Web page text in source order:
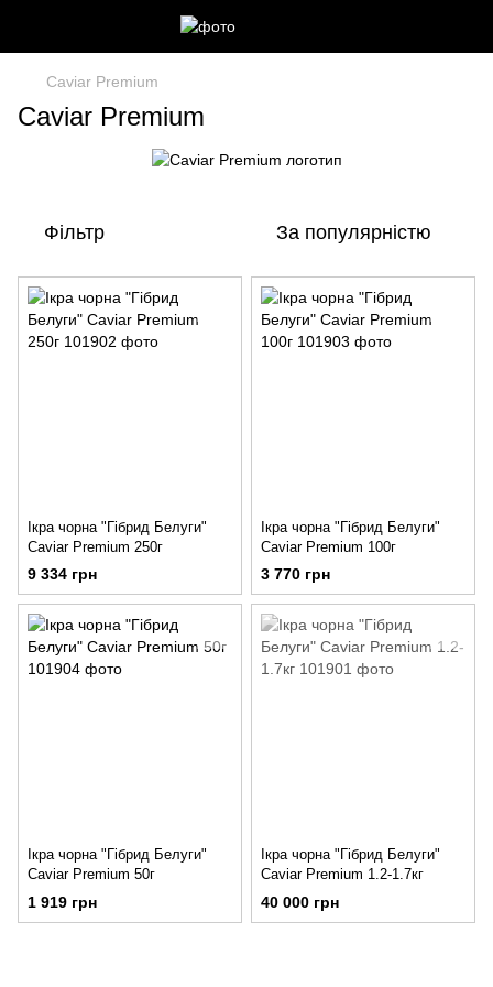
Caviar Premium
Caviar Premium
Фільтр За популярністю
Ікра чорна "Гібрид Белуги"
Caviar Premium 250г
9 334 грн
Ікра чорна "Гібрид Белуги"
Caviar Premium 100г
3 770 грн
Ікра чорна "Гібрид Белуги"
Caviar Premium 50г
1 919 грн
Ікра чорна "Гібрид Белуги"
Caviar Premium 1.2-1.7кг
40 000 грн